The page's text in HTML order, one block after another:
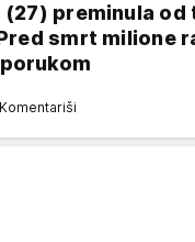
preminula od
smrt milione
Komentariši